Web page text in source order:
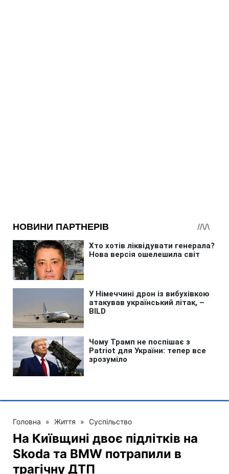
Головна » Життя » Суспільство
На Київщині двоє підлітків на
Skoda та BMW потрапили в
трагічну ДТП